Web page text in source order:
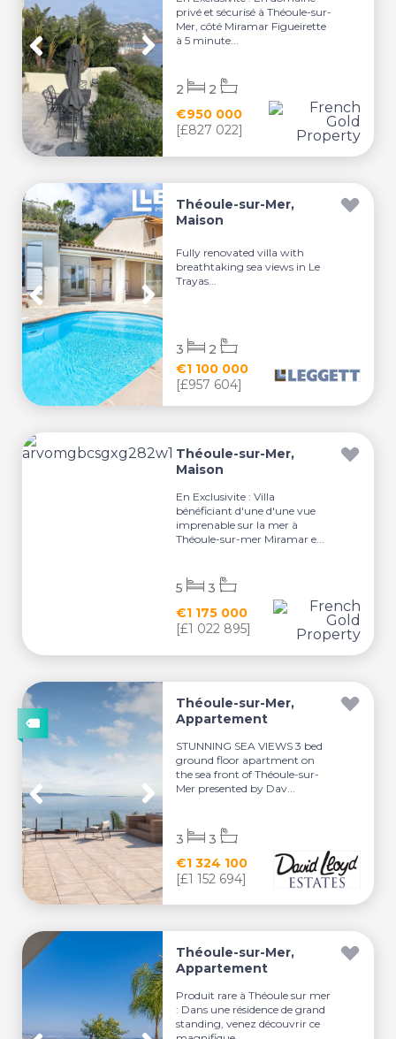
privé et sécurisé à Théoule-sur-
Mer, côté Miramar Figueirette
à 5 minute...
€950 000
[£827 022]
2 2
Théoule-sur-Mer,
Maison
Fully renovated villa with
breathtaking sea views in Le
Trayas...
€1 100 000
[£957 604]
3 2
Théoule-sur-Mer,
Maison
En Exclusivite : Villa
bénéficiant d'une d'une vue
imprenable sur la mer à
Théoule-sur-mer Miramar e...
€1 175 000
[£1 022 895]
5 3
Théoule-sur-Mer,
Appartement
STUNNING SEA VIEWS 3 bed
ground floor apartment on
the sea front of Théoule-sur-
Mer presented by Dav...
€1 324 100
[£1 152 694]
3 3
Théoule-sur-Mer,
Appartement
Produit rare à Théoule sur mer
: Dans une résidence de grand
standing, venez découvrir ce